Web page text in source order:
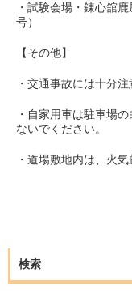
・試験会場・錬心舘
号）
【その他】
・交通事故には十分注
・自家用車は駐車場
ないでください。
・道場敷地内は、火気
検索